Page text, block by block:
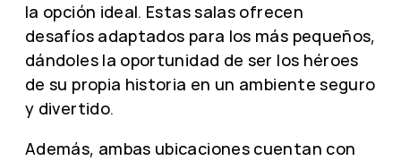
la opción ideal. Estas salas ofrecen
desafíos adaptados para los más pequeños,
dándoles la oportunidad de ser los héroes
de su propia historia en un ambiente seguro
y divertido.
Además, ambas ubicaciones cuentan con